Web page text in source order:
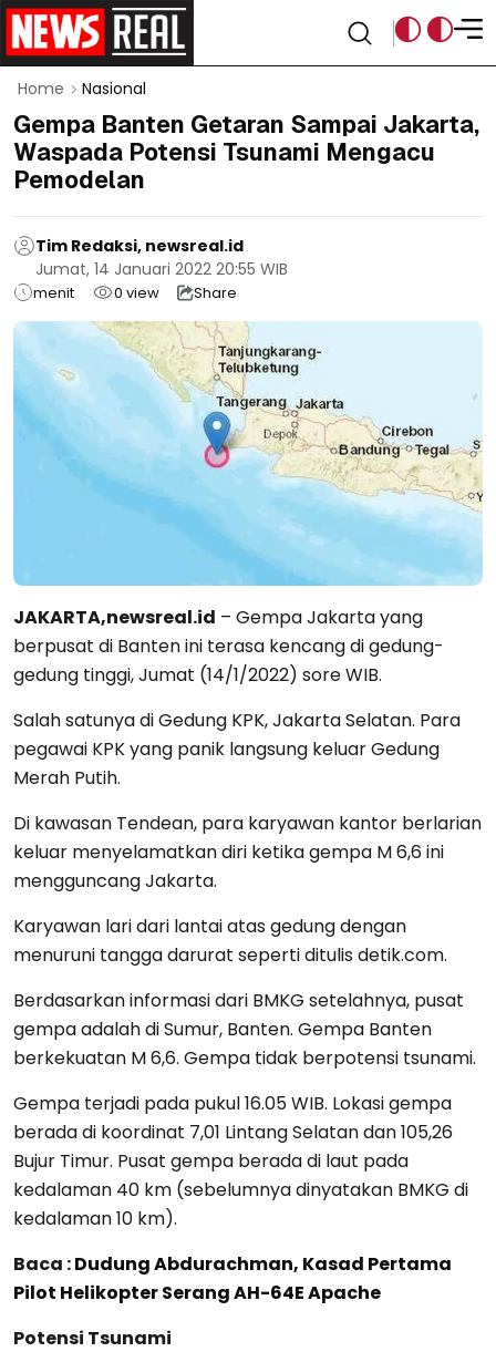
Home Nasional
Gempa Banten Getaran Sampai Jakarta,
Waspada Potensi Tsunami Mengacu
Pemodelan
Tim Redaksi, newsreal.id
Jumat, 14 Januari 2022 20:55 WIB
menit 0 view Share
JAKARTA,newsreal.id – Gempa Jakarta yang
berpusat di Banten ini terasa kencang di gedung-
gedung tinggi, Jumat (14/1/2022) sore WIB.
Salah satunya di Gedung KPK, Jakarta Selatan. Para
pegawai KPK yang panik langsung keluar Gedung
Merah Putih.
Di kawasan Tendean, para karyawan kantor berlarian
keluar menyelamatkan diri ketika gempa M 6,6 ini
mengguncang Jakarta.
Karyawan lari dari lantai atas gedung dengan
menuruni tangga darurat seperti ditulis detik.com.
Berdasarkan informasi dari BMKG setelahnya, pusat
gempa adalah di Sumur, Banten. Gempa Banten
berkekuatan M 6,6. Gempa tidak berpotensi tsunami.
Gempa terjadi pada pukul 16.05 WIB. Lokasi gempa
berada di koordinat 7,01 Lintang Selatan dan 105,26
Bujur Timur. Pusat gempa berada di laut pada
kedalaman 40 km (sebelumnya dinyatakan BMKG di
kedalaman 10 km).
Baca :Dudung Abdurachman, Kasad Pertama
Pilot Helikopter Serang AH-64E Apache
Potensi Tsunami